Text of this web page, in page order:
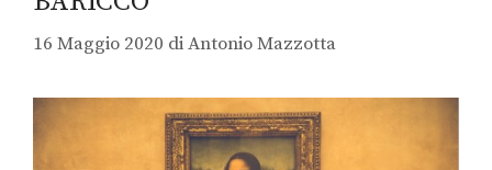
16 Maggio 2020 diAntonio Mazzotta